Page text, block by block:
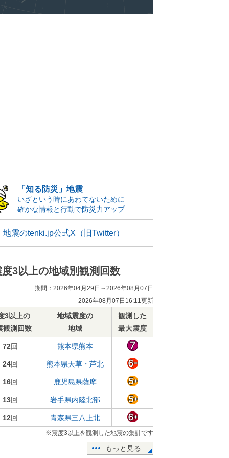
「知る防災」地震
いざという時にあわてないために
確かな情報と行動で防災力アップ
地震のtenki.jp公式X（旧Twitter）
度3以上の地域別観測回数
期間：2026年04月29日～2026年08月07日
2026年08月07日16:11更新
3以上の
観測回数
地域震度の
地域
観測した
最大震度
72回 熊本県熊本
24回 熊本県天草・芦北
16回 鹿児島県薩摩
13回 岩手県内陸北部
12回 青森県三八上北
※震度3以上を観測した地震の集計です
もっと見る